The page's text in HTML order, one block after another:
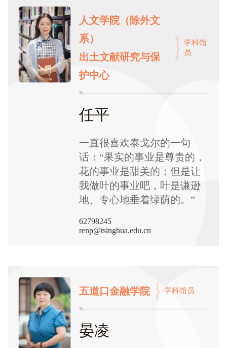
人文学院（除外文
系）
出土文献研究与保
护中心
学科馆
员
任平
一直很喜欢泰戈尔的一句
话：“果实的事业是尊贵的，
花的事业是甜美的；但是让
我做叶的事业吧，叶是谦逊
地、专心地垂着绿荫的。”
62798245
renp@tsinghua.edu.cn
五道口金融学院 学科馆员
晏凌